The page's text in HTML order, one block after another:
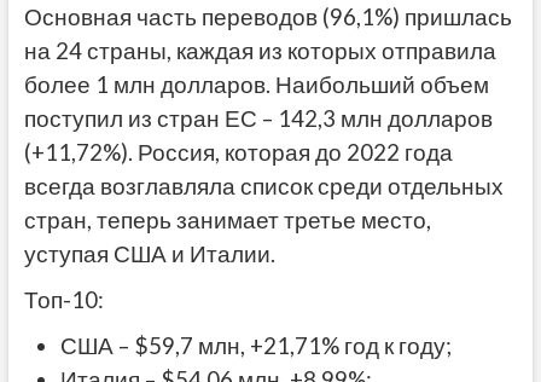
Основная часть переводов (96,1%) пришлась
на 24 страны, каждая из которых отправила
более 1 млн долларов. Наибольший объем
поступил из стран ЕС – 142,3 млн долларов
(+11,72%). Россия, которая до 2022 года
всегда возглавляла список среди отдельных
стран, теперь занимает третье место,
уступая США и Италии.
Топ-10:
США – $59,7 млн, +21,71% год к году;